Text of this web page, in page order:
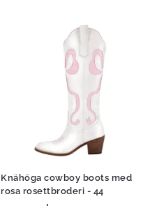
Knähöga cowboy boots med
rosa rosettbroderi - 44